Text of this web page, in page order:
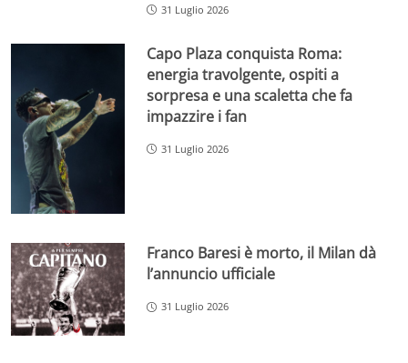
31 Luglio 2026
Capo Plaza conquista Roma:
energia travolgente, ospiti a
sorpresa e una scaletta che fa
impazzire i fan
31 Luglio 2026
Franco Baresi è morto, il Milan dà
l’annuncio ufficiale
31 Luglio 2026